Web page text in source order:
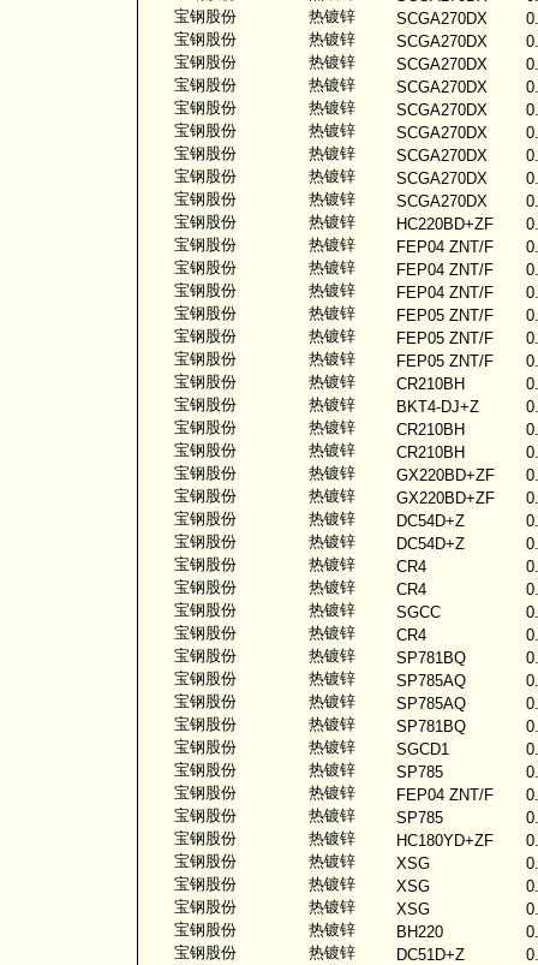
宝钢股份
热镀锌 SCGA270DX
宝钢股份
热镀锌 SCGA270DX
宝钢股份
热镀锌 SCGA270DX
宝钢股份
热镀锌 SCGA270DX
宝钢股份
热镀锌 SCGA270DX
宝钢股份
热镀锌 SCGA270DX
宝钢股份
热镀锌 SCGA270DX
宝钢股份
热镀锌 SCGA270DX
宝钢股份
热镀锌 SCGA270DX
宝钢股份
热镀锌 HC220BD+ZF
宝钢股份
热镀锌 FEP04 ZNT/F
宝钢股份
热镀锌 FEP04 ZNT/F
宝钢股份
热镀锌 FEP04 ZNT/F
宝钢股份
热镀锌 FEP05 ZNT/F
宝钢股份
热镀锌 FEP05 ZNT/F
宝钢股份
热镀锌 FEP05 ZNT/F
宝钢股份
热镀锌 CR210BH
宝钢股份
热镀锌 BKT4-DJ+Z
宝钢股份
热镀锌 CR210BH
宝钢股份
热镀锌 CR210BH
宝钢股份
热镀锌 GX220BD+ZF
宝钢股份
热镀锌 GX220BD+ZF
宝钢股份
热镀锌 DC54D+Z
宝钢股份
热镀锌 DC54D+Z
宝钢股份
热镀锌 CR4
宝钢股份
热镀锌 CR4
宝钢股份
热镀锌 SGCC
宝钢股份
热镀锌 CR4
宝钢股份
热镀锌 SP781BQ
宝钢股份
热镀锌 SP785AQ
宝钢股份
热镀锌 SP785AQ
宝钢股份
热镀锌 SP781BQ
宝钢股份
热镀锌 SGCD1
宝钢股份
热镀锌 SP785
宝钢股份
热镀锌 FEP04 ZNT/F
宝钢股份
热镀锌 SP785
宝钢股份
热镀锌 HC180YD+ZF
宝钢股份
热镀锌 XSG
宝钢股份
热镀锌 XSG
宝钢股份
热镀锌 XSG
宝钢股份
热镀锌 BH220
宝钢股份
热镀锌 DC51D+Z